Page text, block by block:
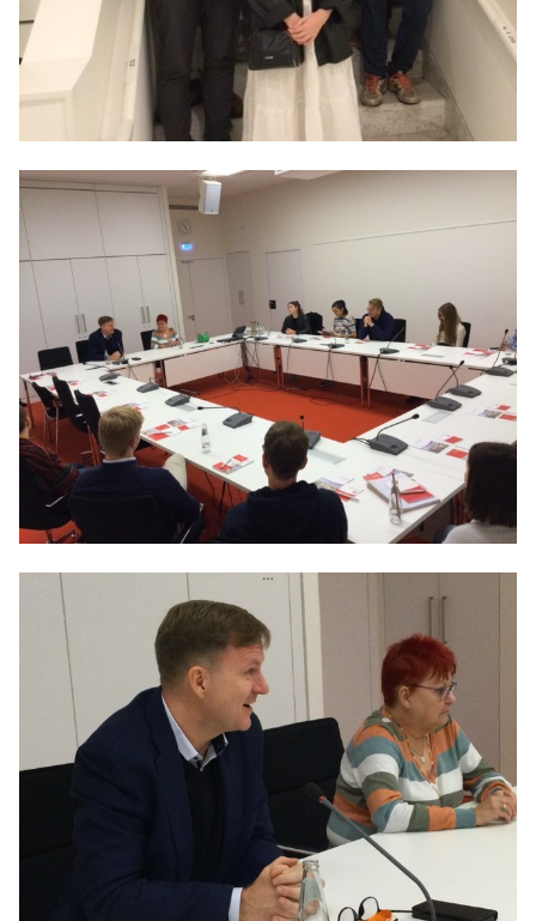
CDU Brandenburg
CDU Potsdam